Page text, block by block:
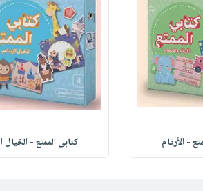
- الأرقام كتابي الممتع - الخيال ا